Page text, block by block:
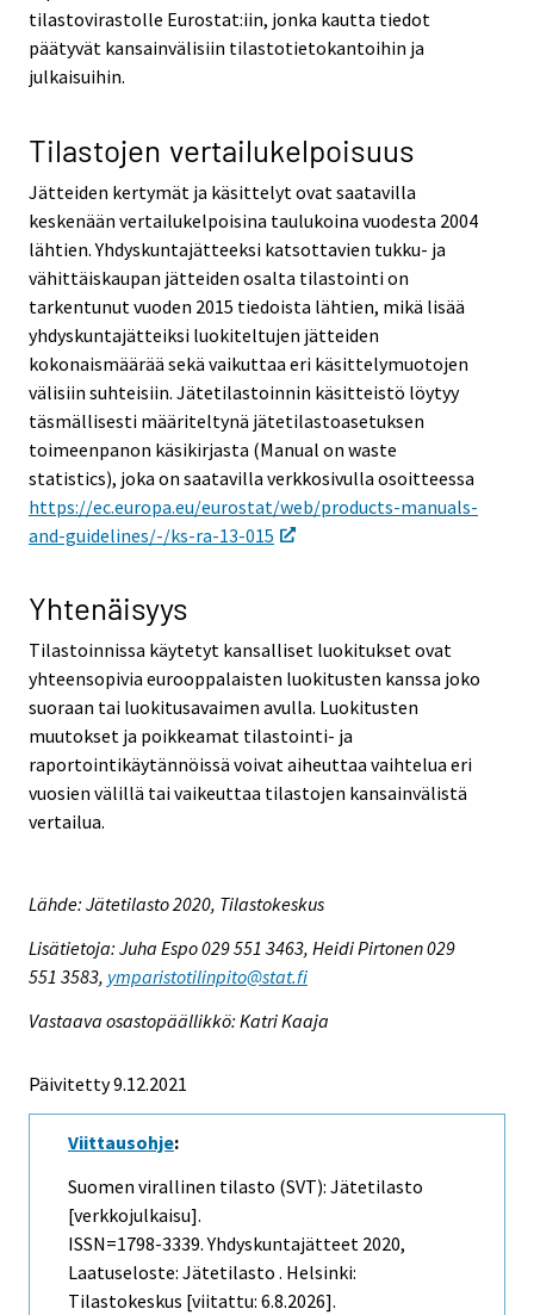
tilastovirastolle Eurostat:iin, jonka kautta tiedot
päätyvät kansainvälisiin tilastotietokantoihin ja
julkaisuihin.
Tilastojen vertailukelpoisuus
Jätteiden kertymät ja käsittelyt ovat saatavilla
keskenään vertailukelpoisina taulukoina vuodesta 2004
lähtien. Yhdyskuntajätteeksi katsottavien tukku- ja
vähittäiskaupan jätteiden osalta tilastointi on
tarkentunut vuoden 2015 tiedoista lähtien, mikä lisää
yhdyskuntajätteiksi luokiteltujen jätteiden
kokonaismäärää sekä vaikuttaa eri käsittelymuotojen
välisiin suhteisiin. Jätetilastoinnin käsitteistö löytyy
täsmällisesti määriteltynä jätetilastoasetuksen
toimeenpanon käsikirjasta (Manual on waste
statistics), joka on saatavilla verkkosivulla osoitteessa
https://ec.europa.eu/eurostat/web/products-manuals-
and-guidelines/-/ks-ra-13-015
Yhtenäisyys
Tilastoinnissa käytetyt kansalliset luokitukset ovat
yhteensopivia eurooppalaisten luokitusten kanssa joko
suoraan tai luokitusavaimen avulla. Luokitusten
muutokset ja poikkeamat tilastointi- ja
raportointikäytännöissä voivat aiheuttaa vaihtelua eri
vuosien välillä tai vaikeuttaa tilastojen kansainvälistä
vertailua.
Lähde: Jätetilasto 2020, Tilastokeskus
Lisätietoja: Juha Espo 029 551 3463, Heidi Pirtonen 029
551 3583, ymparistotilinpito@stat.fi
Vastaava osastopäällikkö: Katri Kaaja
Päivitetty 9.12.2021
Viittausohje:
Suomen virallinen tilasto (SVT): Jätetilasto
[verkkojulkaisu].
ISSN=1798-3339.Yhdyskuntajätteet 2020,
Laatuseloste: Jätetilasto . Helsinki:
Tilastokeskus [viitattu: 6.8.2026].